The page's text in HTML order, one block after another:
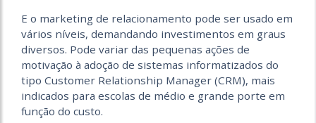
E o marketing de relacionamento pode ser usado em
vários níveis, demandando investimentos em graus
diversos. Pode variar das pequenas ações de
motivação à adoção de sistemas informatizados do
tipo Customer Relationship Manager (CRM), mais
indicados para escolas de médio e grande porte em
função do custo.